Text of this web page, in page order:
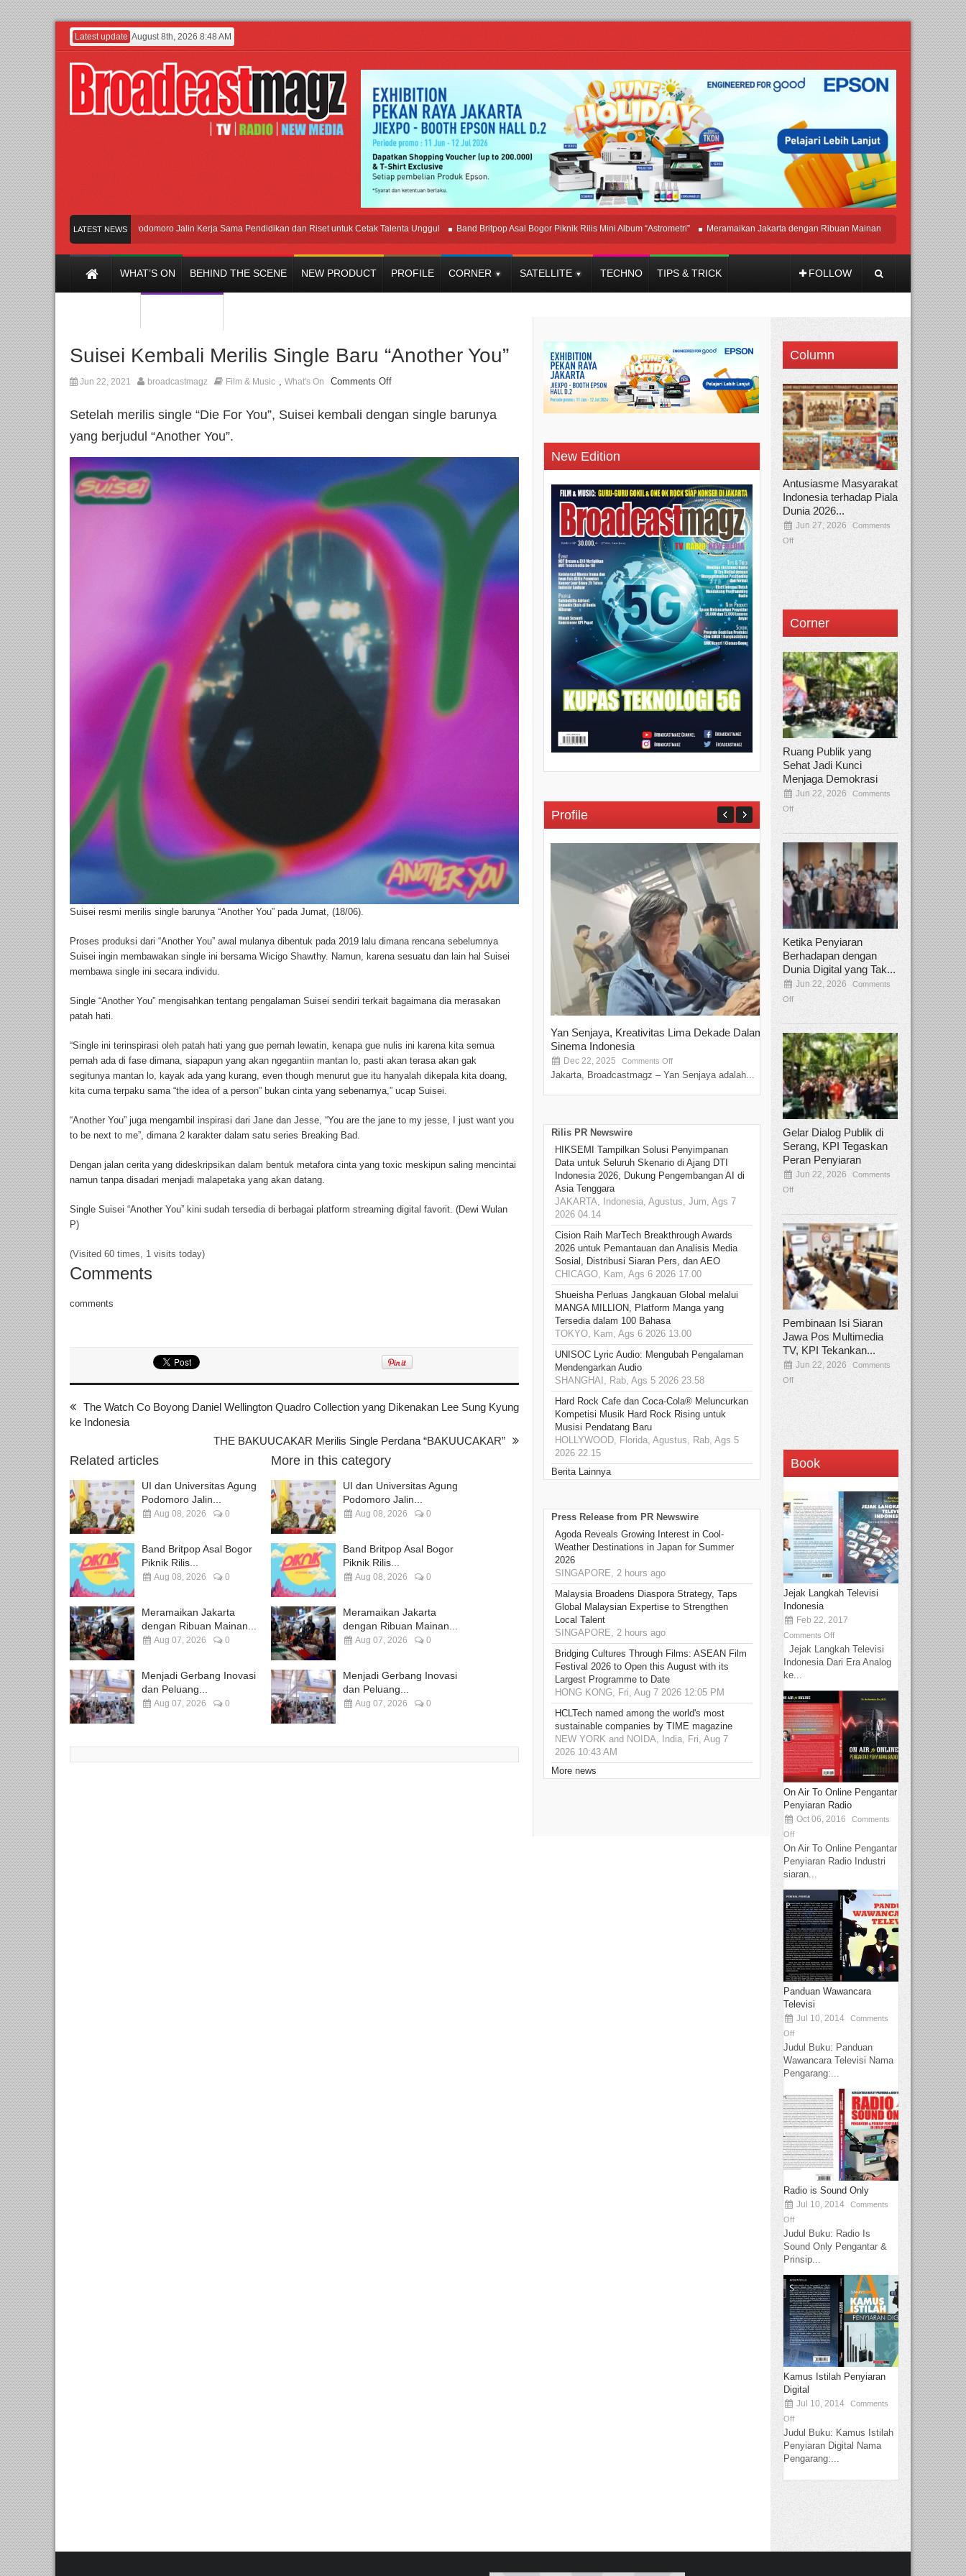
Latest update August 8th, 2026 8:48 AM
LATEST NEWS
UI dan Universitas Agung Podomoro Jalin Kerja Sama Pendidikan dan Riset untuk Cetak Talenta Unggul Band Britpop Asal Bogor Piknik Rilis Mini Album “Astrometri” Meramaikan Jakarta dengan Ribuan Mainan dan Produk Bayi dari
WHAT’S ON BEHIND THE SCENE NEW PRODUCT PROFILE CORNER SATELLITE TECHNO TIPS & TRICK FOLLOW
Suisei Kembali Merilis Single Baru “Another You”
Jun 22, 2021 broadcastmagz Film & Music , What's On Comments Off
Setelah merilis single “Die For You”, Suisei kembali dengan single barunya
yang berjudul “Another You”.
Suisei resmi merilis single barunya “Another You” pada Jumat, (18/06).
Proses produksi dari “Another You” awal mulanya dibentuk pada 2019 lalu dimana rencana sebelumnya
Suisei ingin membawakan single ini bersama Wicigo Shawthy. Namun, karena sesuatu dan lain hal Suisei
membawa single ini secara individu.
Single “Another You” mengisahkan tentang pengalaman Suisei sendiri terkait bagaimana dia merasakan
patah hati.
“Single ini terinspirasi oleh patah hati yang gue pernah lewatin, kenapa gue nulis ini karena kita semua
pernah ada di fase dimana, siapapun yang akan ngegantiin mantan lo, pasti akan terasa akan gak
segitunya mantan lo, kayak ada yang kurang, even though menurut gue itu hanyalah dikepala kita doang,
kita cuma terpaku sama “the idea of a person” bukan cinta yang sebenarnya,” ucap Suisei.
“Another You” juga mengambil inspirasi dari Jane dan Jesse, “You are the jane to my jesse, I just want you
to be next to me”, dimana 2 karakter dalam satu series Breaking Bad.
Dengan jalan cerita yang dideskripsikan dalam bentuk metafora cinta yang toxic meskipun saling mencintai
namun tanpa disadari menjadi malapetaka yang akan datang.
Single Suisei “Another You” kini sudah tersedia di berbagai platform streaming digital favorit. (Dewi Wulan
P)
(Visited 60 times, 1 visits today)
Comments
comments
The Watch Co Boyong Daniel Wellington Quadro Collection yang Dikenakan Lee Sung Kyung
ke Indonesia
THE BAKUUCAKAR Merilis Single Perdana “BAKUUCAKAR”
Related articles
UI dan Universitas Agung
Podomoro Jalin...
Aug 08, 2026 0
Band Britpop Asal Bogor
Piknik Rilis...
Aug 08, 2026 0
Meramaikan Jakarta
dengan Ribuan Mainan...
Aug 07, 2026 0
Menjadi Gerbang Inovasi
dan Peluang...
Aug 07, 2026 0
More in this category
UI dan Universitas Agung
Podomoro Jalin...
Aug 08, 2026 0
Band Britpop Asal Bogor
Piknik Rilis...
Aug 08, 2026 0
Meramaikan Jakarta
dengan Ribuan Mainan...
Aug 07, 2026 0
Menjadi Gerbang Inovasi
dan Peluang...
Aug 07, 2026 0
New Edition
Profile
Yan Senjaya, Kreativitas Lima Dekade Dalam
Sinema Indonesia
Dec 22, 2025 Comments Off
Jakarta, Broadcastmagz – Yan Senjaya adalah...
Tamee Irelly Menjadi Juri Open
Film Terbaru...
Sep 08, 2025 Comments Off
Bekasi, Broadcastmagz – Dalam upaya
talenta...
Rilis PR Newswire
HIKSEMI Tampilkan Solusi Penyimpanan
Data untuk Seluruh Skenario di Ajang DTI
Indonesia 2026, Dukung Pengembangan AI di
Asia Tenggara
JAKARTA, Indonesia, Agustus, Jum, Ags 7
2026 04.14
Cision Raih MarTech Breakthrough Awards
2026 untuk Pemantauan dan Analisis Media
Sosial, Distribusi Siaran Pers, dan AEO
CHICAGO, Kam, Ags 6 2026 17.00
Shueisha Perluas Jangkauan Global melalui
MANGA MILLION, Platform Manga yang
Tersedia dalam 100 Bahasa
TOKYO, Kam, Ags 6 2026 13.00
UNISOC Lyric Audio: Mengubah Pengalaman
Mendengarkan Audio
SHANGHAI, Rab, Ags 5 2026 23.58
Hard Rock Cafe dan Coca-Cola® Meluncurkan
Kompetisi Musik Hard Rock Rising untuk
Musisi Pendatang Baru
HOLLYWOOD, Florida, Agustus, Rab, Ags 5
2026 22.15
Berita Lainnya
Press Release from PR Newswire
Agoda Reveals Growing Interest in Cool-
Weather Destinations in Japan for Summer
2026
SINGAPORE, 2 hours ago
Malaysia Broadens Diaspora Strategy, Taps
Global Malaysian Expertise to Strengthen
Local Talent
SINGAPORE, 2 hours ago
Bridging Cultures Through Films: ASEAN Film
Festival 2026 to Open this August with its
Largest Programme to Date
HONG KONG, Fri, Aug 7 2026 12:05 PM
HCLTech named among the world's most
sustainable companies by TIME magazine
NEW YORK and NOIDA, India, Fri, Aug 7
2026 10:43 AM
More news
Column
Antusiasme Masyarakat
Indonesia terhadap Piala
Dunia 2026...
Jun 27, 2026
Comments
Off
Corner
Ruang Publik yang
Sehat Jadi Kunci
Menjaga Demokrasi
Jun 22, 2026
Comments
Off
Ketika Penyiaran
Berhadapan dengan
Dunia Digital yang Tak...
Jun 22, 2026
Comments
Off
Gelar Dialog Publik di
Serang, KPI Tegaskan
Peran Penyiaran
Jun 22, 2026
Comments
Off
Pembinaan Isi Siaran
Jawa Pos Multimedia
TV, KPI Tekankan...
Jun 22, 2026
Comments
Off
Book
Jejak Langkah Televisi
Indonesia
Feb 22, 2017
Comments Off
Jejak Langkah Televisi
Indonesia Dari Era Analog
ke...
On Air To Online Pengantar
Penyiaran Radio
Oct 06, 2016
Comments
Off
On Air To Online Pengantar
Penyiaran Radio Industri
siaran...
Panduan Wawancara
Televisi
Jul 10, 2014
Comments
Off
Judul Buku: Panduan
Wawancara Televisi Nama
Pengarang:...
Radio is Sound Only
Jul 10, 2014
Comments
Off
Judul Buku: Radio Is
Sound Only Pengantar &
Prinsip...
Kamus Istilah Penyiaran
Digital
Jul 10, 2014
Comments
Off
Judul Buku: Kamus Istilah
Penyiaran Digital Nama
Pengarang:...